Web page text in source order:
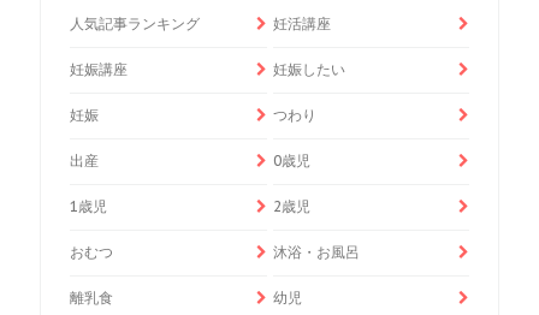
人気記事ランキング 妊活講座
妊娠講座 妊娠したい
妊娠 つわり
出産 0歳児
1歳児 2歳児
おむつ 沐浴・お風呂
離乳食 幼児